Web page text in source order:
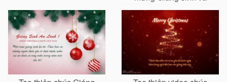
năm mới 2026 cho công
ty